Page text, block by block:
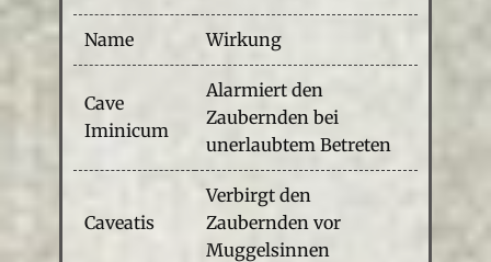
Name Wirkung
Cave
Iminicum
Alarmiert den
Zaubernden bei
unerlaubtem Betreten
Caveatis
Verbirgt den
Zaubernden vor
Muggelsinnen